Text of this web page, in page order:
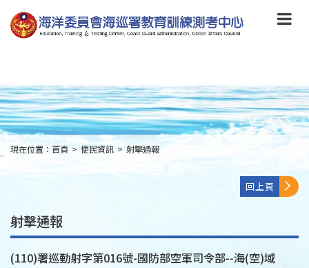
到
主
要
to
main
content
:::
現在位置： 首頁 > 便民資訊 > 射擊通報
回上頁
射擊通報
(110)署巡勤射字第016號-國防部空軍司令部--海(空)域